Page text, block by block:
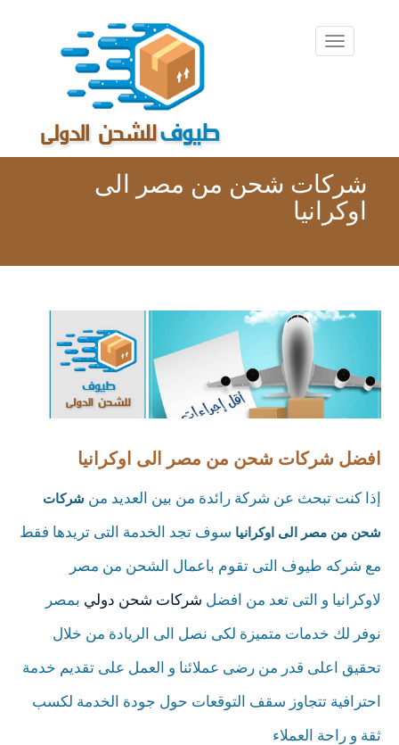
شركات شحن من مصر الى
اوكرانيا
افضل شركات شحن من مصر الى اوكرانيا
إذا كنت تبحث عن شركة رائدة من بين العديد من شركات
شحن من مصر الى اوكرانيا سوف تجد الخدمة التى تريدها فقط
مع شركه طيوف التى تقوم باعمال الشحن من مصر
لاوكرانيا و التى تعد من افضل شركات شحن دولي بمصر
نوفر لك خدمات متميزة لكى نصل الى الريادة من خلال
تحقيق اعلى قدر من رضى عملائنا و العمل على تقديم خدمة
احترافية تتجاوز سقف التوقعات حول جودة الخدمة لكسب
ثقة و راحة العملاء